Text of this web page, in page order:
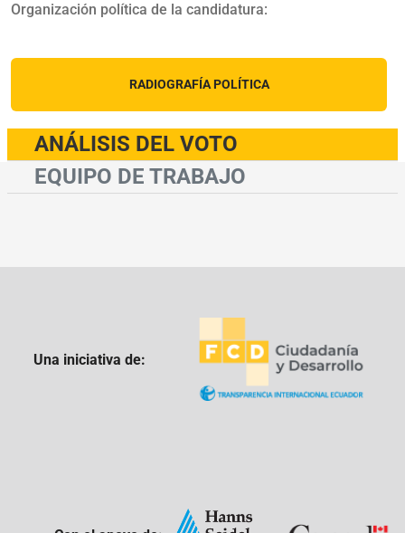
Organización política de la candidatura:
RADIOGRAFÍA POLÍTICA
ANÁLISIS DEL VOTO
EQUIPO DE TRABAJO
Una iniciativa de: